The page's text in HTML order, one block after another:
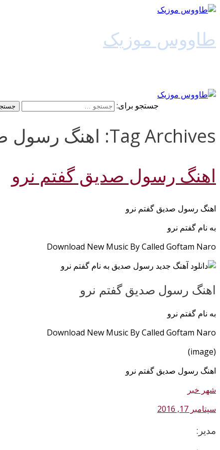
طاووس موزیک
جستجو برای:
Tag Archives: اهنگ رسول صدیق گفتم نرو 128k
اهنگ رسول صدیق گفتم نرو
اهنگ رسول صدیق گفتم نرو
به نام گفتم نرو
Download New Music By Called Goftam Naro
اهنگ رسول صدیق گفتم نرو
به نام گفتم نرو
Download New Music By Called Goftam Naro
(image)
اهنگ رسول صدیق گفتم نرو
شهر خبر
سپتامبر 17, 2016
مدیر: